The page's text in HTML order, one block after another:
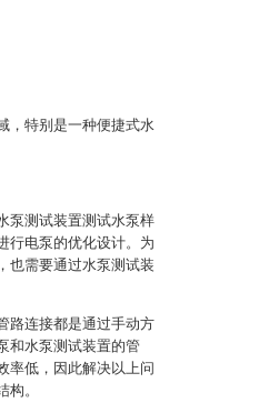
，特别是一种便捷式水
泵测试装置测试水泵样
行电泵的优化设计。为
也需要通过水泵测试装
路连接都是通过手动方
和水泵测试装置的管
率低，因此解决以上问
。